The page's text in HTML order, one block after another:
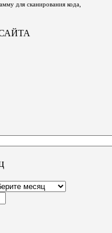
для сканирования кода,